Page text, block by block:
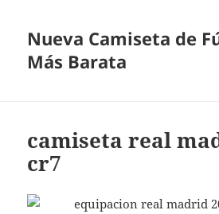
Nueva Camiseta de
Más Barata
camiseta real
cr7